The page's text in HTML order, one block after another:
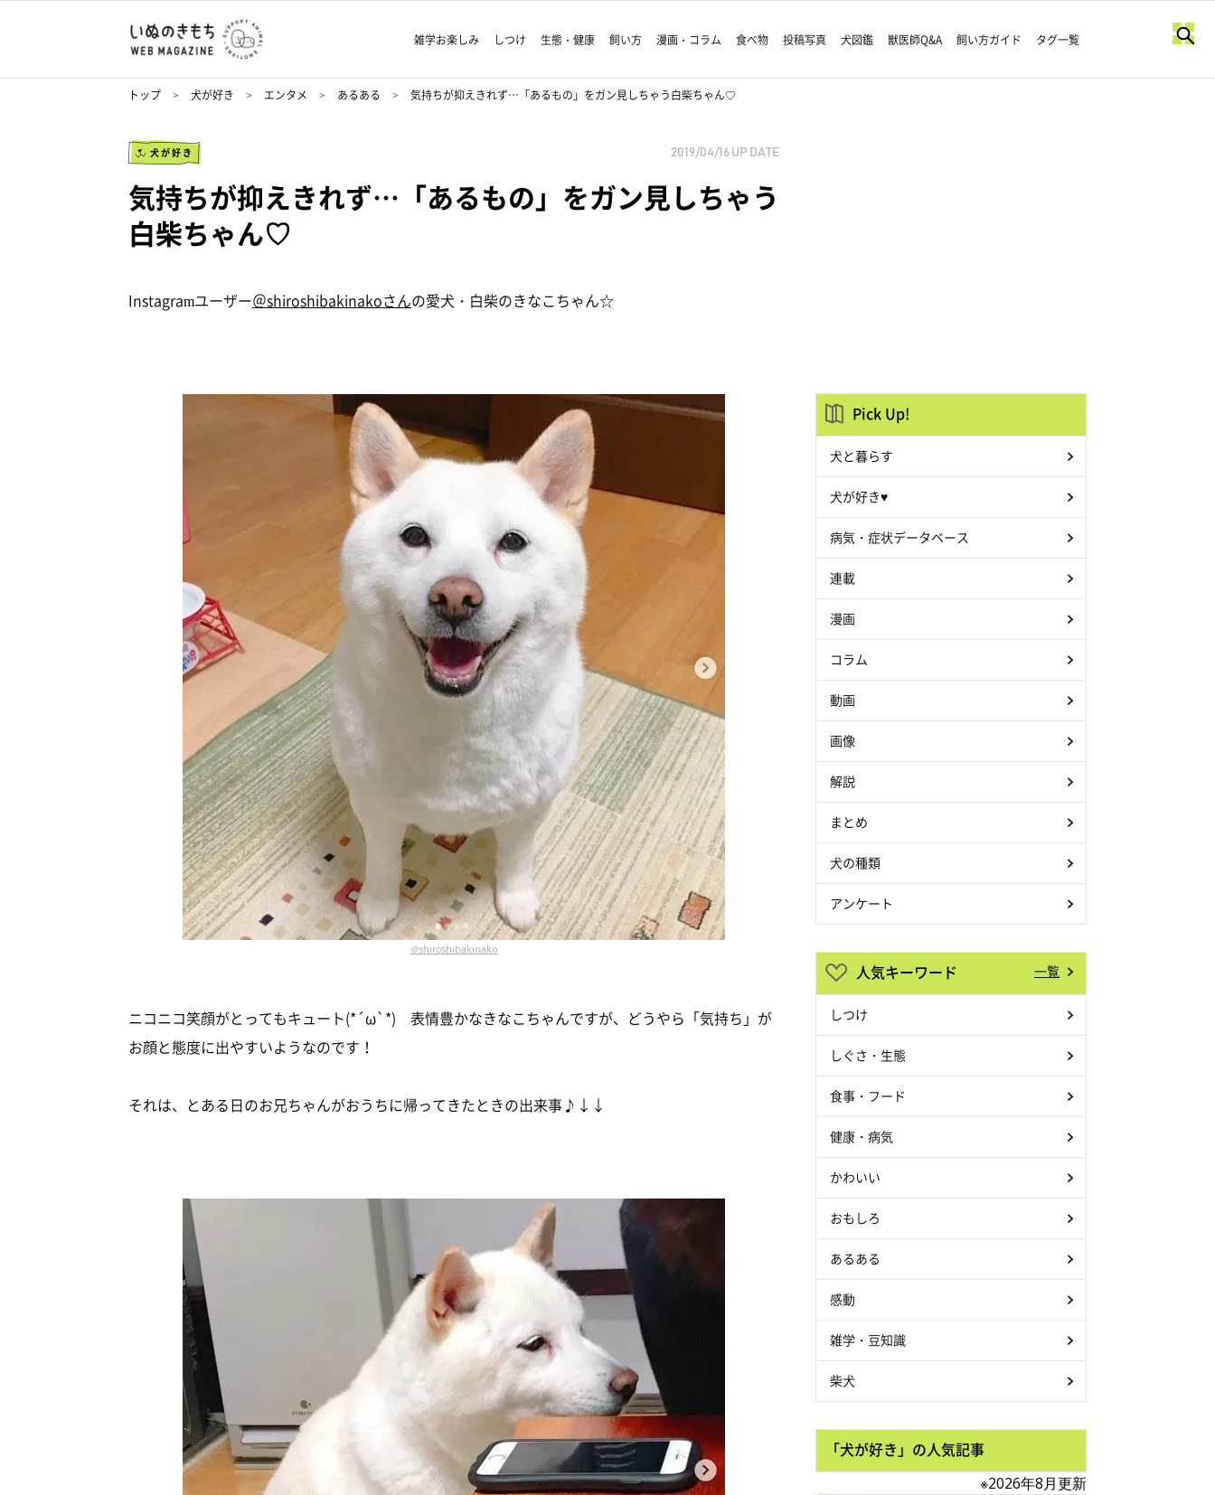
雑学お楽しみ しつけ 生態・健康 飼い方 漫画・コラム 食べ物 投稿写真 犬図鑑 獣医師Q&A 飼い方ガイド タグ一覧
トップ 犬が好き エンタメ あるある 気持ちが抑えきれず…「あるもの」をガン見しちゃう白柴ちゃん♡
犬が好き 2019/04/16 UP DATE
気持ちが抑えきれず…「あるもの」をガン見しちゃう
白柴ちゃん♡
Instagramユーザー＠shiroshibakinakoさんの愛犬・白柴のきなこちゃん☆
＠shiroshibakinako
ニコニコ笑顔がとってもキュート(*´ω`*) 表情豊かなきなこちゃんですが、どうやら「気持ち」が
お顔と態度に出やすいようなのです！
それは、とある日のお兄ちゃんがおうちに帰ってきたときの出来事♪↓↓
Pick Up!
犬と暮らす
犬が好き♥
病気・症状データベース
連載
漫画
コラム
動画
画像
解説
まとめ
犬の種類
アンケート
人気キーワード 一覧
しつけ
しぐさ・生態
食事・フード
健康・病気
かわいい
おもしろ
あるある
感動
雑学・豆知識
柴犬
「犬が好き」の人気記事
※2026年8月更新